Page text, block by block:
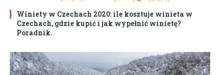
Winiety w Czechach 2020: ile kosztuje winieta w
Czechach, gdzie kupić i jak wypełnić winietę?
Poradnik.